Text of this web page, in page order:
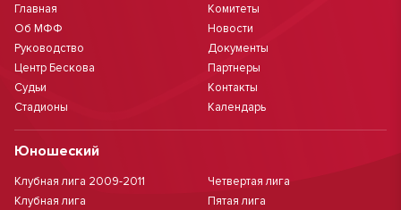
Главная
Об МФФ
Руководство
Центр Бескова
Судьи
Стадионы
Комитеты
Новости
Документы
Партнеры
Контакты
Календарь
Юношеский
Клубная лига 2009-2011
Клубная лига
Четвертая лига
Пятая лига